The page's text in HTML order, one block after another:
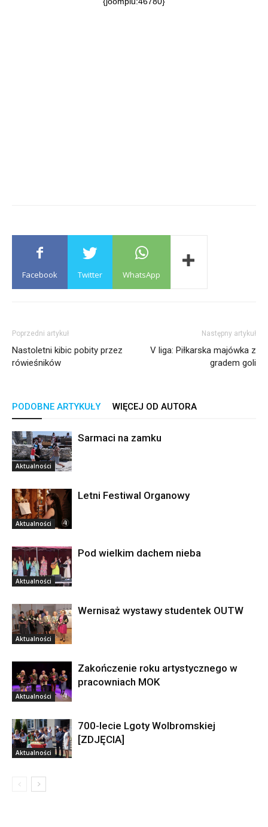
Facebook Twitter WhatsApp
Poprzedni artykuł
Nastoletni kibic pobity przez
rówieśników
Następny artykuł
V liga: Piłkarska majówka z
gradem goli
PODOBNE ARTYKUŁY WIĘCEJ OD AUTORA
Aktualności
Sarmaci na zamku
Aktualności
Letni Festiwal Organowy
Aktualności
Pod wielkim dachem nieba
Aktualności
Wernisaż wystawy studentek OUTW
Aktualności
Zakończenie roku artystycznego w
pracowniach MOK
Aktualności
700-lecie Lgoty Wolbromskiej
[ZDJĘCIA]